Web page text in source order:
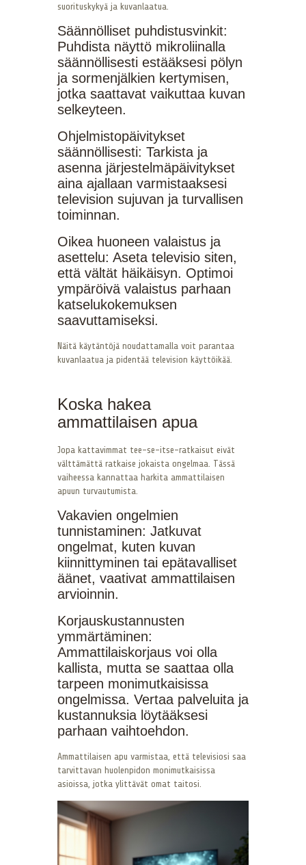
suorituskykyä ja kuvanlaatua.
Säännölliset puhdistusvinkit:
Puhdista näyttö mikroliinalla
säännöllisesti estääksesi pölyn
ja sormenjälkien kertymisen,
jotka saattavat vaikuttaa kuvan
selkeyteen.
Ohjelmistopäivitykset
säännöllisesti: Tarkista ja
asenna järjestelmäpäivitykset
aina ajallaan varmistaaksesi
television sujuvan ja turvallisen
toiminnan.
Oikea huoneen valaistus ja
asettelu: Aseta televisio siten,
että vältät häikäisyn. Optimoi
ympäröivä valaistus parhaan
katselukokemuksen
saavuttamiseksi.
Näitä käytäntöjä noudattamalla voit parantaa
kuvanlaatua ja pidentää television käyttöikää.
Koska hakea
ammattilaisen apua
Jopa kattavimmat tee-se-itse-ratkaisut eivät
välttämättä ratkaise jokaista ongelmaa. Tässä
vaiheessa kannattaa harkita ammattilaisen
apuun turvautumista.
Vakavien ongelmien
tunnistaminen: Jatkuvat
ongelmat, kuten kuvan
kiinnittyminen tai epätavalliset
äänet, vaativat ammattilaisen
arvioinnin.
Korjauskustannusten
ymmärtäminen:
Ammattilaiskorjaus voi olla
kallista, mutta se saattaa olla
tarpeen monimutkaisissa
ongelmissa. Vertaa palveluita ja
kustannuksia löytääksesi
parhaan vaihtoehdon.
Ammattilaisen apu varmistaa, että televisiosi saa
tarvittavan huolenpidon monimutkaisissa
asioissa, jotka ylittävät omat taitosi.